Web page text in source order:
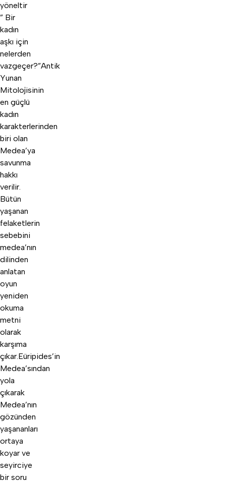
yöneltir
” Bir
kadın
aşkı için
nelerden
vazgeçer?”Antik
Yunan
Mitolojisinin
en güçlü
kadın
karakterlerinden
biri olan
Medea’ya
savunma
hakkı
verilir.
Bütün
yaşanan
felaketlerin
sebebini
medea’nın
dilinden
anlatan
oyun
yeniden
okuma
metni
olarak
karşıma
çıkar.Eüripides’in
Medea’sından
yola
çıkarak
Medea’nın
gözünden
yaşananları
ortaya
koyar ve
seyirciye
bir soru